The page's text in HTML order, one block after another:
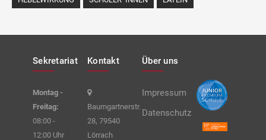
Sekretariat
Montag -
Freitag:
08:00 -
12:00 Uhr
Kontakt
Baumgartnerstr.
28, 79540
Lörrach
Über uns
Impressum
Datenschutz